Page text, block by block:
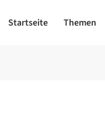
Startseite Themen